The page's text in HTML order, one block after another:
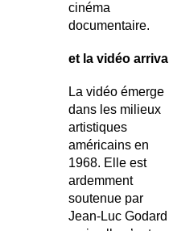
cinéma
documentaire.
et la vidéo arriva
La vidéo émerge
dans les milieux
artistiques
américains en
1968. Elle est
ardemment
soutenue par
Jean-Luc Godard